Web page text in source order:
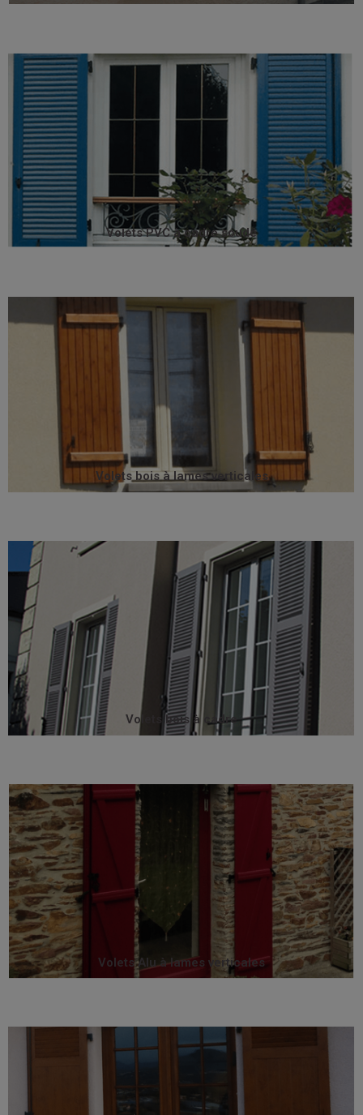
Volets PVC à cadre soudé
Volets PVC à cadre soudé
Lames ajourées ou non, les volets PVC à cadre
présentent une parfaite solidité avec leur cadre soudé.
Teintés dans la masse ou plaxé, ils offrent un vrai choix
de coloris résistants à la lumière et au temps, et habillent
avec élégance votre façade.
Volets bois à lames verticales
Volets bois à lames verticales
Tous les volets battants bois à lames verticales sont des
volets sur mesure. Motorisables, disponibles dans de
signent toute l’authenticité de la maison.
Volets bois à cadre
Volets bois à cadre
Les volets à cadre bénéficie d’une fabrication
traditionnelle. Particulièrement solides et résistants, il
peuvent accueillir de nombreuses configurations et
décors, et sont disponibles dans de multiples essences.
Volets Alu à lames verticales
Volets Alu à lames verticales
Les volets aluminium à lames verticales Sothoferm
offrent un niveau de finition qui les rendent
incomparables : U périphérique, profilé exclusif...
de coloris résistant à la lumière et au temps, et habillent
avec élégance votre façade.